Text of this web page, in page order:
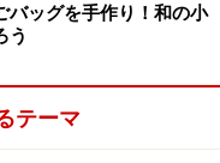
バッグを手作り！和の小
う
テーマ